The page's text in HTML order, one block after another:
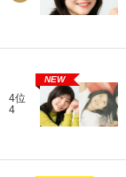
4位
4
NEW